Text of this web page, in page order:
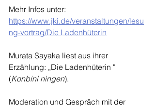
Mehr Infos unter:
https://www.jki.de/veranstaltungen/lesu
ng-vortrag/Die Ladenhüterin
Murata Sayaka liest aus ihrer
Erzählung: „Die Ladenhüterin "
(Konbini ningen).
Moderation und Gespräch mit der